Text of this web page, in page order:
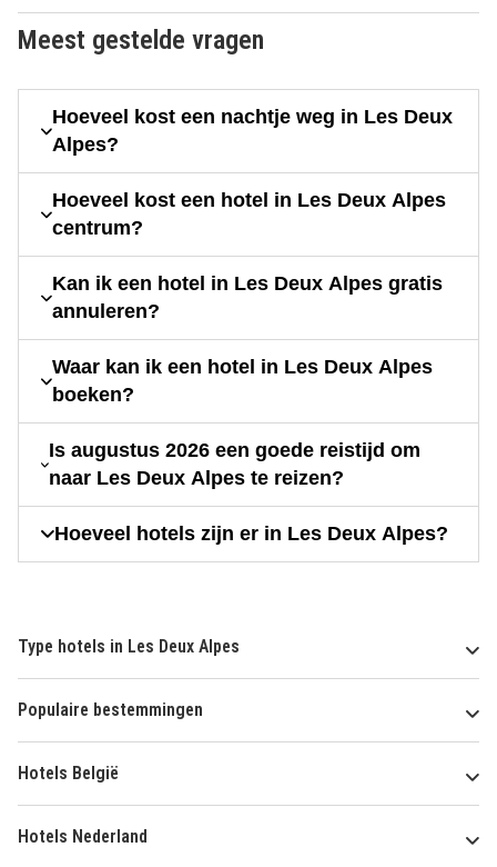
Meest gestelde vragen
Hoeveel kost een nachtje weg in Les Deux
Alpes?
Hoeveel kost een hotel in Les Deux Alpes
centrum?
Kan ik een hotel in Les Deux Alpes gratis
annuleren?
Waar kan ik een hotel in Les Deux Alpes
boeken?
Is augustus 2026 een goede reistijd om
naar Les Deux Alpes te reizen?
Hoeveel hotels zijn er in Les Deux Alpes?
Type hotels in Les Deux Alpes
Populaire bestemmingen
Hotels België
Hotels Nederland